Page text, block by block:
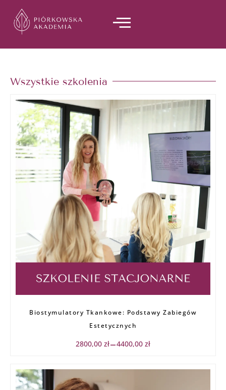
Przejdź
treści
Wszystkie szkolenia
Biostymulatory Tkankowe: Podstawy Zabiegów
Estetycznych
2800,00 zł–4400,00 zł
cen:
do